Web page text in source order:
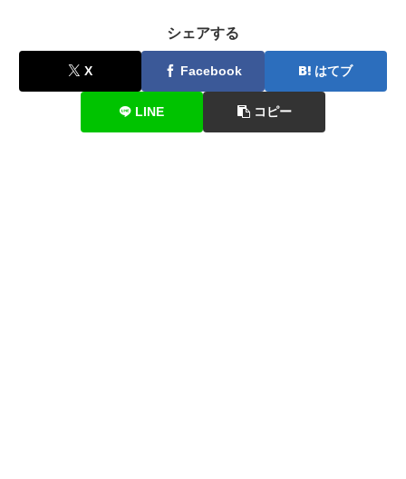
シェアする
X Facebook はてブ
LINE コピー